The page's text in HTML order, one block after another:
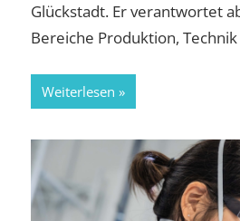
Glückstadt. Er verantwortet
Bereiche Produktion,
Weiterlesen